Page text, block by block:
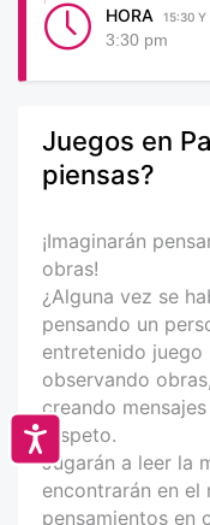
Accesibilidad
HORA 15:30 Y
3:30 pm
Juegos en
piensas?
¡Imaginarán
obras!
¿Alguna vez se
pensando un
entretenido juego
observando
creando
respeto.
Jugarán a leer la
encontrarán en el
pensamientos en